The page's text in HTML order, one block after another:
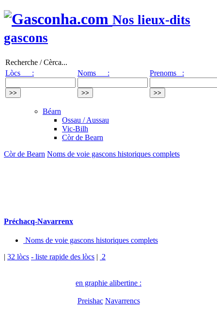
Nos lieux-dits
gascons
Recherche / Cèrca...
Lòcs :
Noms : Prenoms :
Béarn
Ossau / Aussau
Vic-Bilh
Còr de Bearn
Còr de Bearn Noms de voie gascons historiques complets
Préchacq-Navarrenx
Noms de voie gascons historiques complets
| 32 lòcs - liste rapide des lòcs | 2
en graphie alibertine :
Preishac Navarrencs